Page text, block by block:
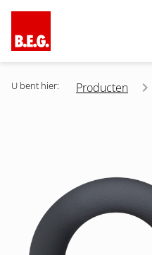
U bent hier: Producten